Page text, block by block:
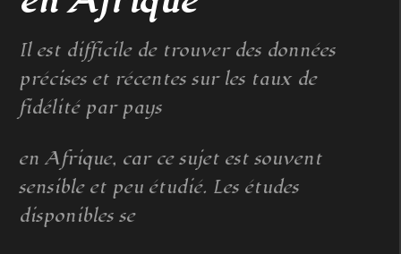
Il est difficile de trouver des données
précises et récentes sur les taux de
fidélité par pays
en Afrique, car ce sujet est souvent
sensible et peu étudié. Les études
disponibles se